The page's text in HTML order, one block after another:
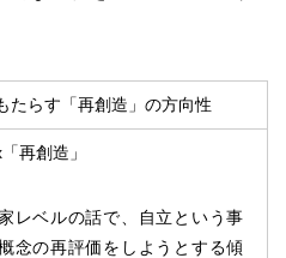
たらす「再創造」の方向性
再創造」
レベルの話で、自立という事
念の再評価をしようとする傾